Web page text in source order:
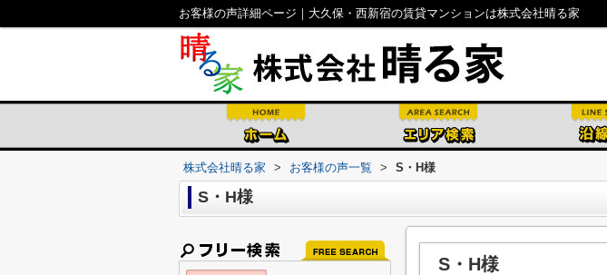
お客様の声詳細ページ｜大久保・西新宿の賃貸マンションは株式会社晴る家
株式会社晴る家 > お客様の声一覧 > S・H様
S・H様
S・H様